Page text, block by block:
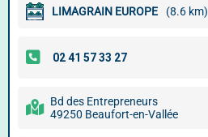
LIMAGRAIN EUROPE (8.6 km)
Bd des Entrepreneurs
49250 Beaufort-en-Vallée